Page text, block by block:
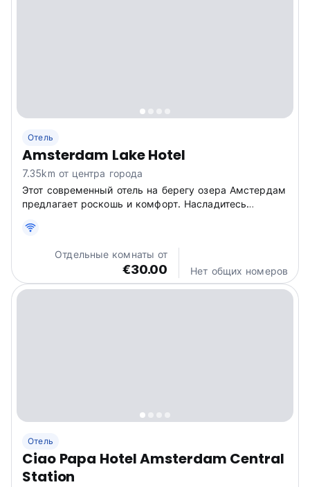
Отель
Amsterdam Lake Hotel
7.35km от центра города
Этот современный отель на берегу озера Амстердам
предлагает роскошь и комфорт. Насладитесь
расположением между Амстердамом и аэропортом
Схипхол. (Auto-translated from original language)
Отдельные комнаты от
€30.00 Нет общих номеров
Отель
Ciao Papa Hotel Amsterdam Central
Station